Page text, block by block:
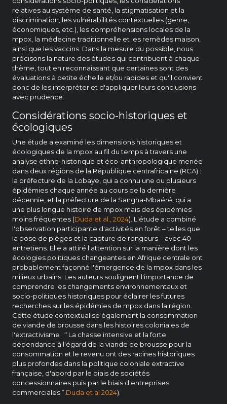
relatives au système de santé, la stigmatisation et la
discrimination, les vulnérabilités contextuelles (genre,
économiques, etc.), les compréhensions locales de la
mpox, la médecine traditionnelle et les remèdes maison,
ainsi que les vaccins. Dans la mesure du possible, nous
précisons la nature des études qui contribuent à chaque
thème, tout en reconnaissant que certaines sont des
évaluations à petite échelle et/ou rapides et qu'il convient
donc de les interpréter et d'appliquer leurs conclusions
avec prudence.
Considérations socio-historiques et
écologiques
Une étude a examiné les dimensions historiques et
écologiques de la mpox au fil du temps à travers une
analyse ethno-historique et éco-anthropologique menée
dans deux régions de la République centrafricaine (RCA) :
la préfecture de la Lobaye, qui a connu une ou plusieurs
épidémies chaque année au cours de la dernière
décennie, et la préfecture de la Sangha-Mbaéré, qui a
une plus longue histoire de mpox mais des épidémies
moins fréquentes (Duda et al., 2024). L'étude a combiné
l'observation participante d'activités en forêt – telles que
la pose de pièges et la capture de rongeurs – avec 40
entretiens. Elle a attiré l'attention sur la manière dont les
écologies politiques changeantes en Afrique centrale ont
probablement façonné l'émergence de la mpox dans les
milieux urbains. Les auteurs soulignent l'importance de
comprendre les changements environnementaux et
socio-politiques historiques pour éclairer les futures
recherches sur les épidémies de mpox dans la région.
Cette étude contextualise également la consommation
de viande de brousse dans les histoires coloniales de
l'extractivisme : “ La chasse intensive et la forte
dépendance à l'égard de la viande de brousse pour la
consommation et le revenu ont des racines historiques
plus profondes dans la politique coloniale extractive
française, d'abord par le biais de sociétés
concessionnaires puis par le biais d'entreprises
commerciales ”. Duda et al 2024).